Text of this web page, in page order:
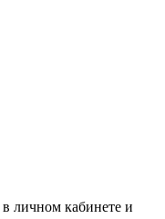
в личном кабинете и